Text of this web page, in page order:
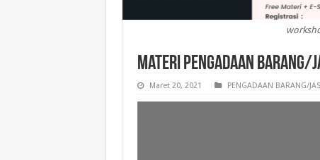
Materi Pengadaan barang/
Maret 20, 2021 PENGADAAN BARANG/